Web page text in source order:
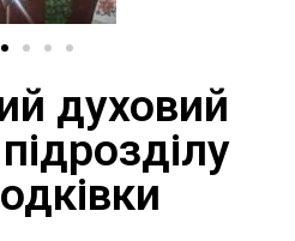
духовий